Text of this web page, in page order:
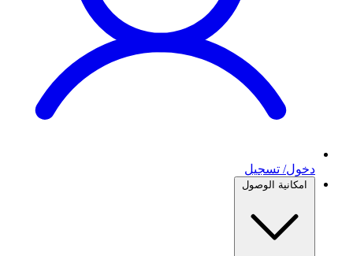
دخول/ تسجيل
امكانية الوصول